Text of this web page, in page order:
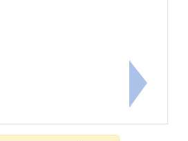
科學教育「校園生物多樣性暨蝴蝶養殖
下一筆：